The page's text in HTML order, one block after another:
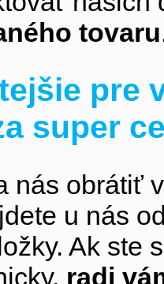
tovaru
pre
super
nás obrátiť
u nás
Ak ste
radi